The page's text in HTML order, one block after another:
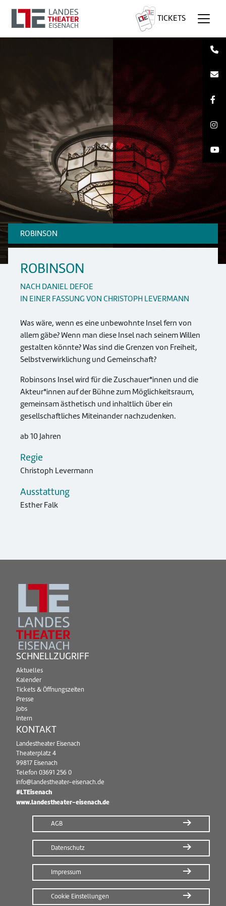
TICKETS
ROBINSON
ROBINSON
NACH DANIEL DEFOE
IN EINER FASSUNG VON CHRISTOPH LEVERMANN
Was wäre, wenn es eine unbewohnte Insel fern von
allem gäbe? Wenn man diese Insel nach seinem Willen
gestalten könnte? Was sind die Grenzen von Freiheit,
Selbstverwirklichung und Gemeinschaft?
Robinsons Insel wird für die Zuschauer*innen und die
Akteur*innen auf der Bühne zum Möglichkeitsraum,
gemeinsam ästhetisch und inhaltlich über ein
gesellschaftliches Miteinander nachzudenken.
ab 10 Jahren
Regie
Christoph Levermann
Ausstattung
Esther Falk
SCHNELLZUGRIFF
Aktuelles
Kalender
Tickets & Öffnungszeiten
Presse
Jobs
Intern
KONTAKT
Landestheater Eisenach
Theaterplatz 4
99817 Eisenach
Telefon 03691 256 0
info@landestheater-eisenach.de
#LTEisenach
www.landestheater-eisenach.de
AGB
Datenschutz
Impressum
Cookie Einstellungen